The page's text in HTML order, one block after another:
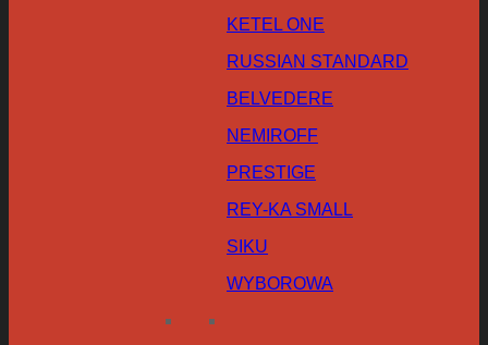
KETEL ONE
RUSSIAN STANDARD
BELVEDERE
NEMIROFF
PRESTIGE
REY-KA SMALL
SIKU
WYBOROWA